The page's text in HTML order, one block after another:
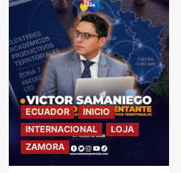
ECUADOR
INICIO
INTERNACIONAL
LOJA
ZAMORA